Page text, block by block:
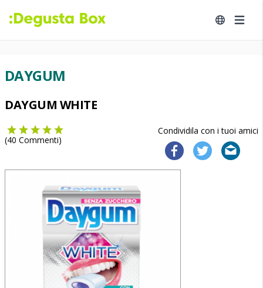
DAYGUM
DAYGUM WHITE
Condividila con i tuoi amici
(40 Commenti)